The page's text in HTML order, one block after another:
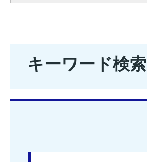
キーワード検索